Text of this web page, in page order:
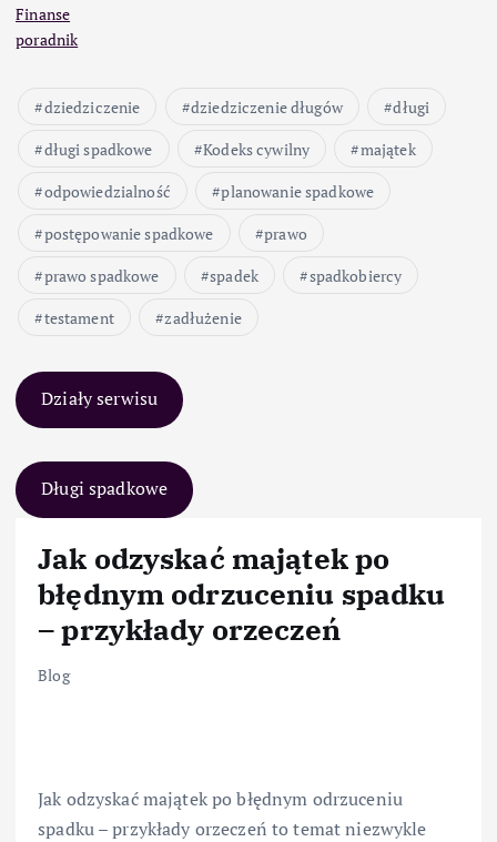
Finanse
poradnik
dziedziczenie dziedziczenie długów
długi
długi spadkowe
Kodeks cywilny
majątek
odpowiedzialność
planowanie spadkowe
postępowanie spadkowe
prawo
prawo spadkowe
spadek
spadkobiercy
testament
zadłużenie
Działy serwisu
Długi spadkowe
Jak odzyskać majątek po
błędnym odrzuceniu spadku
– przykłady orzeczeń
Blog
Jak odzyskać majątek po błędnym odrzuceniu
spadku – przykłady orzeczeń to temat niezwykle